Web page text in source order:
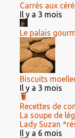
Carrés aux
Il y a 3 mois
Le palais
Biscuits
Il y a 3 mois
Recettes de
La soupe de
Lady Suzan
Il y a 6 mois